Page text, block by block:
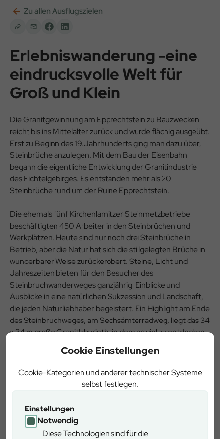
Cookie Einstellungen
Cookie-Kategorien und anderer technischer Systeme
selbst festlegen.
Einstellungen
Notwendig
Diese Technologien sind für die
Zu allen Ausflugszielen
Erlebniswanderung -eine
eindrucksvolle Welt für
Groß und Klein
Die Granitgewinnung am Epprechtstein zu Bauzwecken
reicht bis ins Mittelalter zurück und wurde flächig ausgeübt.
Erst zu Beginn des 19.Jahrhunderts ging man dazu über,
Steinbrüche anzulegen. Mit dem Bau der Eisenbahn
begann die eigentliche Entwicklung der Granitindustrie
des Fichtelgebirges. Es entstanden mehr als 20
Steinbrüche rund um der Ruine Epprechtstein.
Die ehemals fünf Kirchenlamitzer Steinmetzbetriebe
beschäftigten 450 Arbeiter in den Steinbrüchen und
Werkplätzen. Heute sind nur noch drei Steinbrüche in
Betrieb, aber die Natur hat sich die stillgelegten Brüche in
wunderbarer Weise zurückerobert. Steine, Licht und
Jahreszeiten bieten für den Besucher des
Steinbruchwanderweges ganzjährig Einblicke und
Ausblicke in eine natürlichen Sukzession und Landschaft,
die jeden Naturliebhaber begeistert. Ein Highlight am Ende
des Steinbruchweges, am Sechsämterradweg, liegt das 34
x 34 m große Granitlabyrinth, in dem es viel zu entdecken